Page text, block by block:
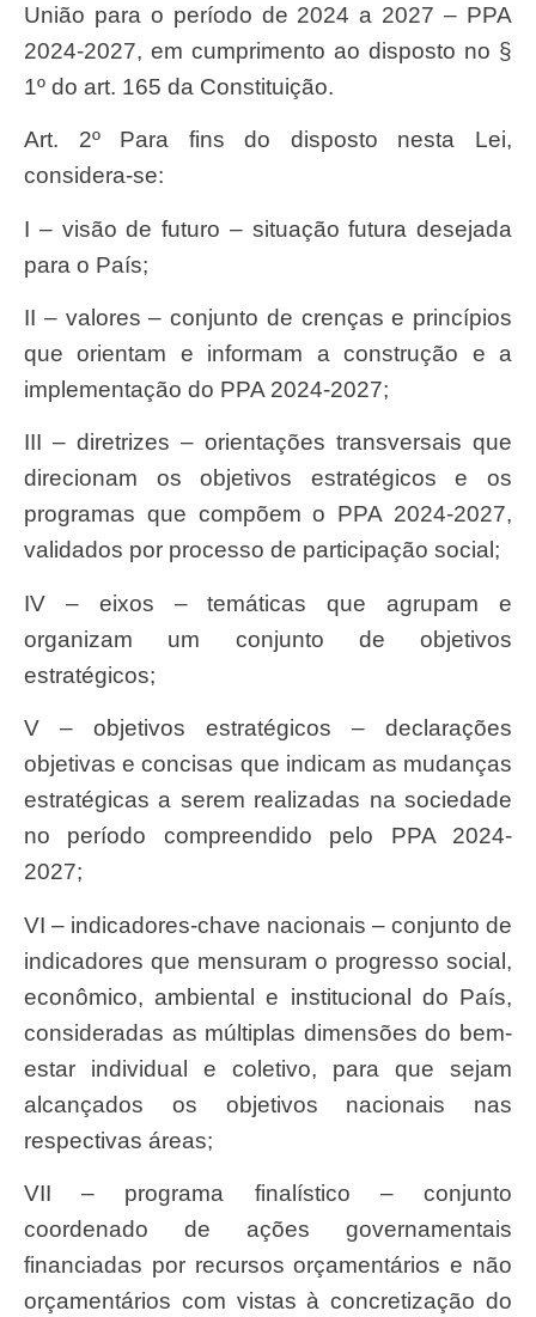
União para o período de 2024 a 2027 – PPA
2024-2027, em cumprimento ao disposto no §
1º do art. 165 da Constituição.
Art. 2º Para fins do disposto nesta Lei,
considera-se:
I – visão de futuro – situação futura desejada
para o País;
II – valores – conjunto de crenças e princípios
que orientam e informam a construção e a
implementação do PPA 2024-2027;
III – diretrizes – orientações transversais que
direcionam os objetivos estratégicos e os
programas que compõem o PPA 2024-2027,
validados por processo de participação social;
IV – eixos – temáticas que agrupam e
organizam um conjunto de objetivos
estratégicos;
V – objetivos estratégicos – declarações
objetivas e concisas que indicam as mudanças
estratégicas a serem realizadas na sociedade
no período compreendido pelo PPA 2024-
2027;
VI – indicadores-chave nacionais – conjunto de
indicadores que mensuram o progresso social,
econômico, ambiental e institucional do País,
consideradas as múltiplas dimensões do bem-
estar individual e coletivo, para que sejam
alcançados os objetivos nacionais nas
respectivas áreas;
VII – programa finalístico – conjunto
coordenado de ações governamentais
financiadas por recursos orçamentários e não
orçamentários com vistas à concretização do